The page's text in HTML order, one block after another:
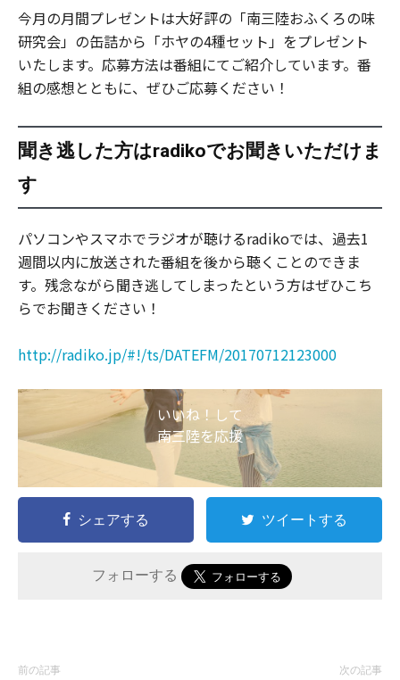
今月の月間プレゼントは大好評の「南三陸おふくろの味
研究会」の缶詰から「ホヤの4種セット」をプレゼント
いたします。応募方法は番組にてご紹介しています。番
組の感想とともに、ぜひご応募ください！
聞き逃した方はradikoでお聞きいただけま
す
パソコンやスマホでラジオが聴けるradikoでは、過去1
週間以内に放送された番組を後から聴くことのできま
す。残念ながら聞き逃してしまったという方はぜひこち
らでお聞きください！
http://radiko.jp/#!/ts/DATEFM/20170712123000
いいね！して
南三陸を応援
シェアする ツイートする
フォローする
前の記事 次の記事